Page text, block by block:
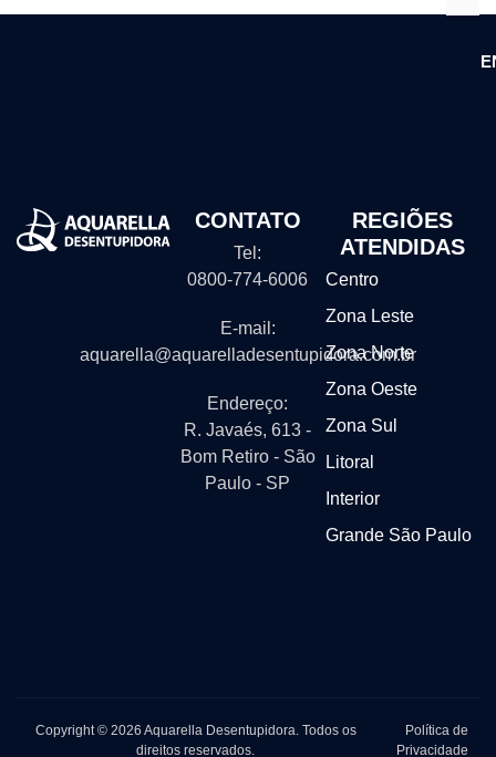
CONTATO
Tel:
0800-774-6006
E-mail:
aquarella@aquarelladesentupidora.com.br
Endereço:
R. Javaés, 613 -
Bom Retiro - São
Paulo - SP
REGIÕES
ATENDIDAS
Centro
Zona Leste
Zona Norte
Zona Oeste
Zona Sul
Litoral
Interior
Grande São Paulo
Copyright © 2026 Aquarella Desentupidora. Todos os
direitos reservados.
Política de
Privacidade